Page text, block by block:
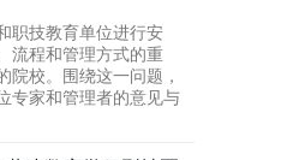
职技教育单位进行安
流程和管理方式的重
院校。围绕这一问题，
专家和管理者的意见与